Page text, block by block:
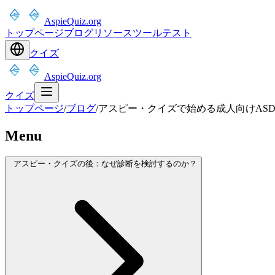
AspieQuiz.org
トップページブログリソースツールテスト
クイズ
AspieQuiz.org
クイズ
トップページ/ブログ/アスピー・クイズで始める成人向け
Menu
アスピー・クイズの後：なぜ診断を検討するのか？